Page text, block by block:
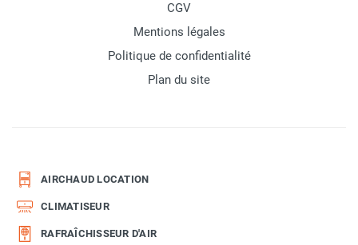
CGV
Mentions légales
Politique de confidentialité
Plan du site
AIRCHAUD LOCATION
CLIMATISEUR
RAFRAÎCHISSEUR D'AIR